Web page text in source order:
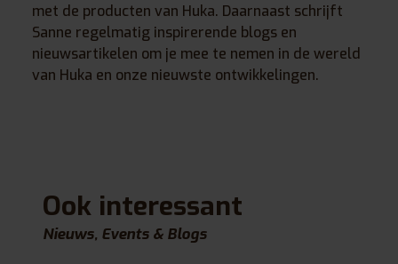
met de producten van Huka. Daarnaast schrijft
Sanne regelmatig inspirerende blogs en
nieuwsartikelen om je mee te nemen in de wereld
van Huka en onze nieuwste ontwikkelingen.
Ook interessant
Nieuws, Events & Blogs